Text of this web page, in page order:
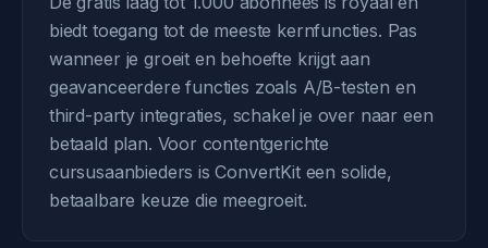
biedt toegang tot de meeste kernfuncties. Pas
wanneer je groeit en behoefte krijgt aan
geavanceerdere functies zoals A/B-testen en
third-party integraties, schakel je over naar een
betaald plan. Voor contentgerichte
cursusaanbieders is ConvertKit een solide,
betaalbare keuze die meegroeit.